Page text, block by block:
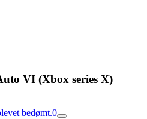
VI (Xbox series X)
bedømt.0